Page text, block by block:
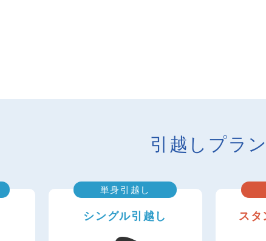
引越しプラン
単身引越し
シングル引越し スタ